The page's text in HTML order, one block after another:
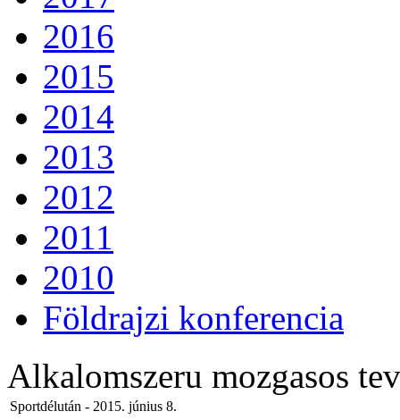
2016
2015
2014
2013
2012
2011
2010
Földrajzi konferencia
Alkalomszeru mozgasos
Sportdélután - 2015. június 8.